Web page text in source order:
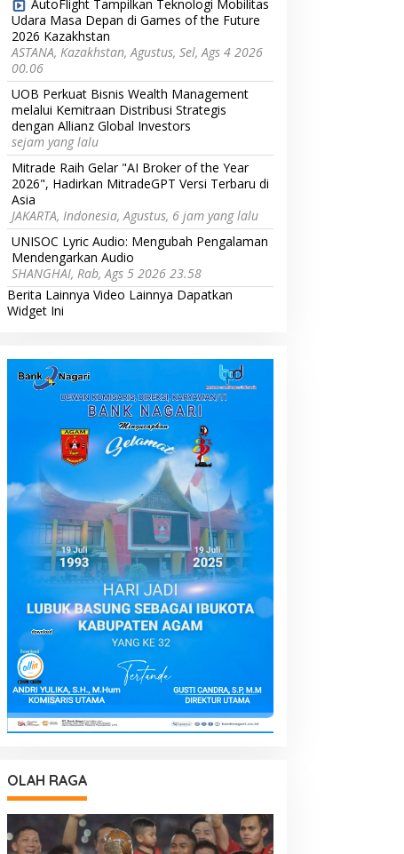
AutoFlight Tampilkan Teknologi Mobilitas
Udara Masa Depan di Games of the Future
2026 Kazakhstan
ASTANA, Kazakhstan, Agustus, Sel, Ags 4 2026
00.06
UOB Perkuat Bisnis Wealth Management
melalui Kemitraan Distribusi Strategis
dengan Allianz Global Investors
sejam yang lalu
Mitrade Raih Gelar "AI Broker of the Year
2026", Hadirkan MitradeGPT Versi Terbaru di
Asia
JAKARTA, Indonesia, Agustus, 6 jam yang lalu
UNISOC Lyric Audio: Mengubah Pengalaman
Mendengarkan Audio
SHANGHAI, Rab, Ags 5 2026 23.58
Berita Lainnya Video Lainnya Dapatkan
Widget Ini
OLAH RAGA